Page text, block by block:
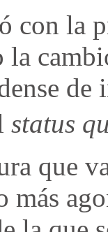
con la
status
que
más